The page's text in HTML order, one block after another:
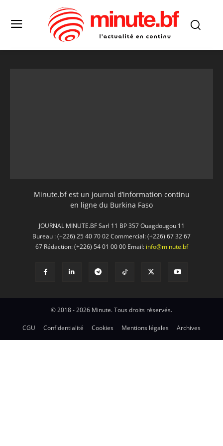
Minute.bf est un journal d’information continu
en ligne du Burkina Faso
JOURNAL MINUTE.BF Sarl 11 BP 357 Ouagdougou 11
Bureau : (+226) 25 40 70 02 Commercial: (+226) 67 32 67
67 Rédaction: (+226) 54 01 00 00 Email: info@minute.bf
© 2018 - 2026 Minute. Tous droits réservés.
CGU Confidentialité Cookies Mentions légales Archives